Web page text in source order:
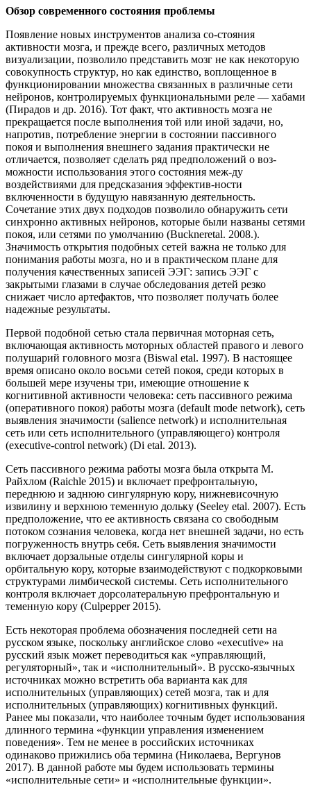
Обзор современного состояния проблемы
Появление новых инструментов анализа со-стояния
активности мозга, и прежде всего, различных методов
визуализации, позволило представить мозг не как некоторую
совокупность структур, но как единство, воплощенное в
функционировании множества связанных в различные сети
нейронов, контролируемых функциональными реле — хабами
(Пирадов и др. 2016). Тот факт, что активность мозга не
прекращается после выполнения той или иной задачи, но,
напротив, потребление энергии в состоянии пассивного
покоя и выполнения внешнего задания практически не
отличается, позволяет сделать ряд предположений о воз-
можности использования этого состояния меж-ду
воздействиями для предсказания эффектив-ности
включенности в будущую навязанную деятельность.
Сочетание этих двух подходов позволило обнаружить сети
синхронно активных нейронов, которые были названы сетями
покоя, или сетями по умолчанию (Buckneretal. 2008.).
Значимость открытия подобных сетей важна не только для
понимания работы мозга, но и в практическом плане для
получения качественных записей ЭЭГ: запись ЭЭГ с
закрытыми глазами в случае обследования детей резко
снижает число артефактов, что позволяет получать более
надежные результаты.
Первой подобной сетью стала первичная моторная сеть,
включающая активность моторных областей правого и левого
полушарий головного мозга (Biswal etal. 1997). В настоящее
время описано около восьми сетей покоя, среди которых в
большей мере изучены три, имеющие отношение к
когнитивной активности человека: сеть пассивного режима
(оперативного покоя) работы мозга (default mode network), сеть
выявления значимости (salience network) и исполнительная
сеть или сеть исполнительного (управляющего) контроля
(executive-control network) (Di etal. 2013).
Сеть пассивного режима работы мозга была открыта М.
Райхлом (Raichle 2015) и включает префронтальную,
переднюю и заднюю сингулярную кору, нижневисочную
извилину и верхнюю теменную дольку (Seeley etal. 2007). Есть
предположение, что ее активность связана со свободным
потоком сознания человека, когда нет внешней задачи, но есть
погруженность внутрь себя. Сеть выявления значимости
включает дорзальные отделы сингулярной коры и
орбитальную кору, которые взаимодействуют с подкорковыми
структурами лимбической системы. Сеть исполнительного
контроля включает дорсолатеральную префронтальную и
теменную кору (Culpepper 2015).
Есть некоторая проблема обозначения последней сети на
русском языке, поскольку английское слово «executive» на
русский язык может переводиться как «управляющий,
регуляторный», так и «исполнительный». В русско-язычных
источниках можно встретить оба варианта как для
исполнительных (управляющих) сетей мозга, так и для
исполнительных (управляющих) когнитивных функций.
Ранее мы показали, что наиболее точным будет использования
длинного термина «функции управления изменением
поведения». Тем не менее в российских источниках
одинаково прижились оба термина (Николаева, Вергунов
2017). В данной работе мы будем использовать термины
«исполнительные сети» и «исполнительные функции».